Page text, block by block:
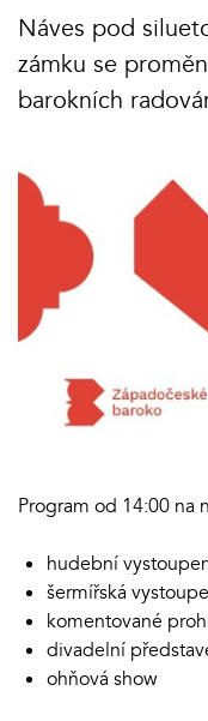
Náves pod
zámku se
barokních
Program od 14:00 na
hudební
šermířská
komentované
divadelní
ohňová show